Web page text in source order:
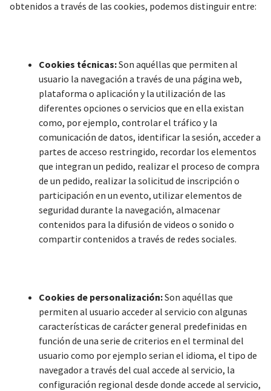
obtenidos a través de las cookies, podemos distinguir entre:
Cookies técnicas:Son aquéllas que permiten al
usuario la navegación a través de una página web,
plataforma o aplicación y la utilización de las
diferentes opciones o servicios que en ella existan
como, por ejemplo, controlar el tráfico y la
comunicación de datos, identificar la sesión, acceder a
partes de acceso restringido, recordar los elementos
que integran un pedido, realizar el proceso de compra
de un pedido, realizar la solicitud de inscripción o
participación en un evento, utilizar elementos de
seguridad durante la navegación, almacenar
contenidos para la difusión de videos o sonido o
compartir contenidos a través de redes sociales.
Cookies de personalización:Son aquéllas que
permiten al usuario acceder al servicio con algunas
características de carácter general predefinidas en
función de una serie de criterios en el terminal del
usuario como por ejemplo serian el idioma, el tipo de
navegador a través del cual accede al servicio, la
configuración regional desde donde accede al servicio,